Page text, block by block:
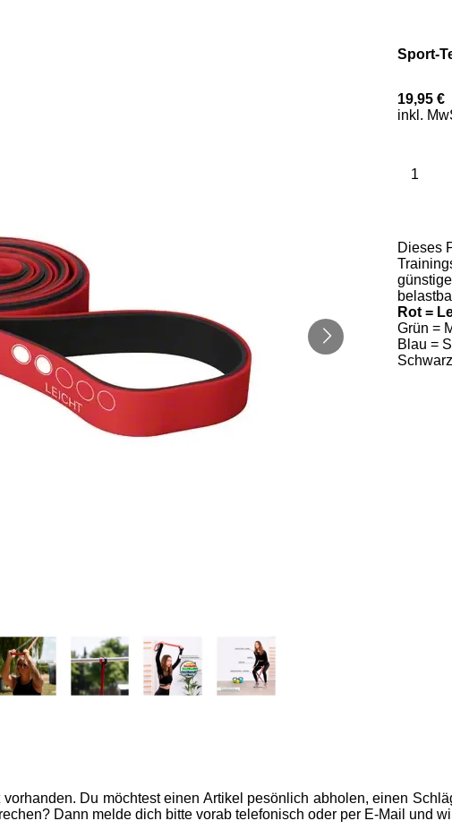
Sport-
19,95 €
inkl.
Dieses
Rot =
Grün =
Blau =
Du möchtest einen Artikel pesönlich abholen, einen
Dann melde dich bitte vorab telefonisch oder per E-Mail und